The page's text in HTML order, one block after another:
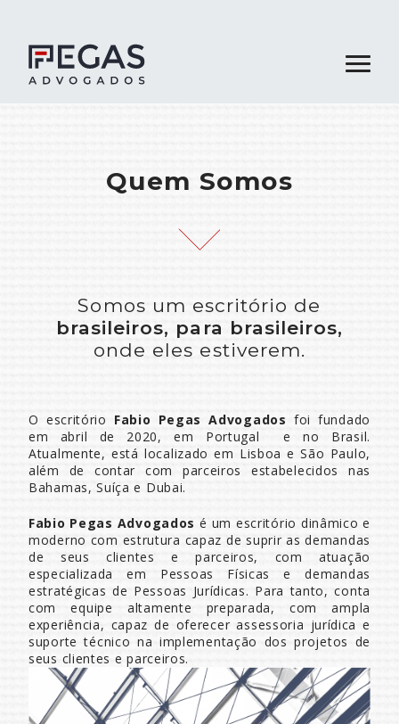
Áreas Atuação
Contato
PT
Quem Somos
Somos um escritório de
brasileiros, para brasileiros,
onde eles estiverem.
O escritório Fabio Pegas Advogados foi fundado
em abril de 2020, em Portugal e no Brasil.
Atualmente, está localizado em Lisboa e São Paulo,
além de contar com parceiros estabelecidos nas
Bahamas, Suíça e Dubai.
Fabio Pegas Advogados é um escritório dinâmico e
moderno com estrutura capaz de suprir as demandas
de seus clientes e parceiros, com atuação
especializada em Pessoas Físicas e demandas
estratégicas de Pessoas Jurídicas. Para tanto, conta
com equipe altamente preparada, com ampla
experiência, capaz de oferecer assessoria jurídica e
suporte técnico na implementação dos projetos de
seus clientes e parceiros.